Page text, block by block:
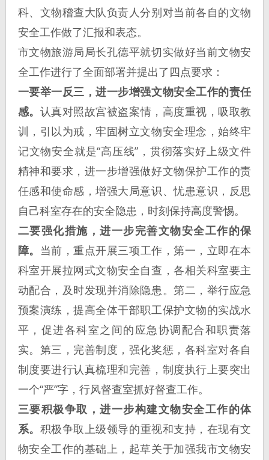
科、文物稽查大队负责人分别对当前各自的文物
安全工作做了汇报和表态。
市文物旅游局局长孔德平就切实做好当前文物安
全工作进行了全面部署并提出了四点要求：
一要举一反三，进一步增强文物安全工作的责任
感。 认真对照故宫被盗案情，高度重视，吸取教
训，引以为戒，牢固树立文物安全理念，始终牢
记文物安全就是“高压线”，贯彻落实好上级文件
精神和要求，进一步增强做好文物保护工作的责
任感和使命感，增强大局意识、忧患意识，反思
自己科室存在的安全隐患，时刻保持高度警惕。
二要强化措施，进一步完善文物安全工作的保
障。 当前，重点开展三项工作，第一，立即在本
科室开展拉网式文物安全自查，各相关科室要主
动配合，及时发现并消除隐患。第二，举行应急
预案演练，提高全体干部职工保护文物的实战水
平，促进各科室之间的应急协调配合和职责落
实。第三，完善制度，强化奖惩，各科室对各自
制度要进行认真梳理和完善，制度执行上要突出
一个“严”字，行风督查室抓好督查工作。
三要积极争取，进一步构建文物安全工作的体
系。 积极争取上级领导的重视和支持，在现有文
物安全工作的基础上，起草关于加强我市文物安